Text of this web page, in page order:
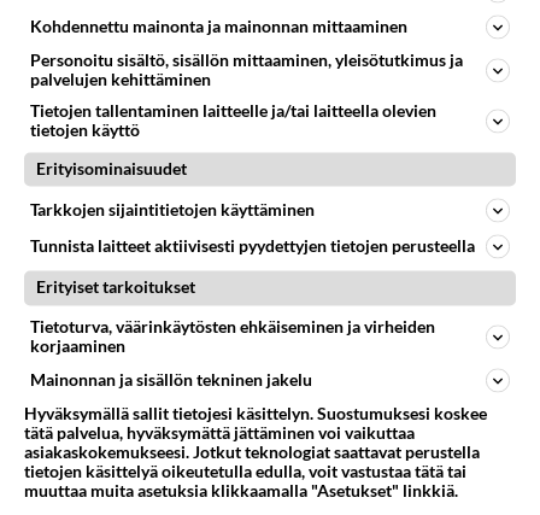
Kommentoi aloitusta...
Ketjusta on poistettu
LUETUIMMAT KESKUSTELUT
PÄIVÄ VIIKKO KUUKAUSI
Anteeksi arkuuteni
06.08.2026 16:54
Ikävä
51
971
Kuka melkein täysi-ikäinen hukkui?
Poliisin mukaan nuori oli lähes täysi-ikäinen. Ennen iltakuutta tulleen ilmoituksen mukaan ihminen oli joutunut mahdoll
06.08.2026 20:09
Iisalmi
Kohdennettu mainonta ja mainonnan mittaaminen
Personoitu sisältö, sisällön mittaaminen, yleisötutkimus ja
palvelujen kehittäminen
Tietojen tallentaminen laitteelle ja/tai laitteella olevien
tietojen käyttö
Erityisominaisuudet
Tarkkojen sijaintitietojen käyttäminen
Tunnista laitteet aktiivisesti pyydettyjen tietojen perusteella
Erityiset tarkoitukset
Tietoturva, väärinkäytösten ehkäiseminen ja virheiden
korjaaminen
Mainonnan ja sisällön tekninen jakelu
Hyväksymällä sallit tietojesi käsittelyn. Suostumuksesi koskee
tätä palvelua, hyväksymättä jättäminen voi vaikuttaa
asiakaskokemukseesi. Jotkut teknologiat saattavat perustella
tietojen käsittelyä oikeutetulla edulla, voit vastustaa tätä tai
muuttaa muita asetuksia klikkaamalla "Asetukset" linkkiä.